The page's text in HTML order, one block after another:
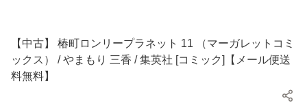
【中古】 椿町ロンリープラネット 11 （マーガレットコミ
ックス） / やまもり 三香 / 集英社 [コミック]【メール便送
料無料】